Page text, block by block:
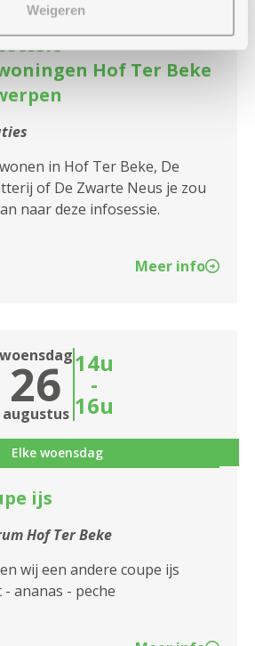
Weigeren
Hof Ter Beke
in Hof Ter Beke, De
of De Zwarte Neus je zou
naar deze infosessie.
Meer info
woensdag
26
augustus
14u
-
16u
Elke woensdag
ijs
Hof Ter Beke
wij een andere coupe ijs
ananas - peche